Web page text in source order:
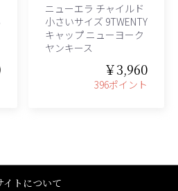
ニューエラ チャイルド
小さいサイズ 9TWENTY
キャップ ニューヨーク
ヤンキース
￥3,960
396ポイント
イトについて